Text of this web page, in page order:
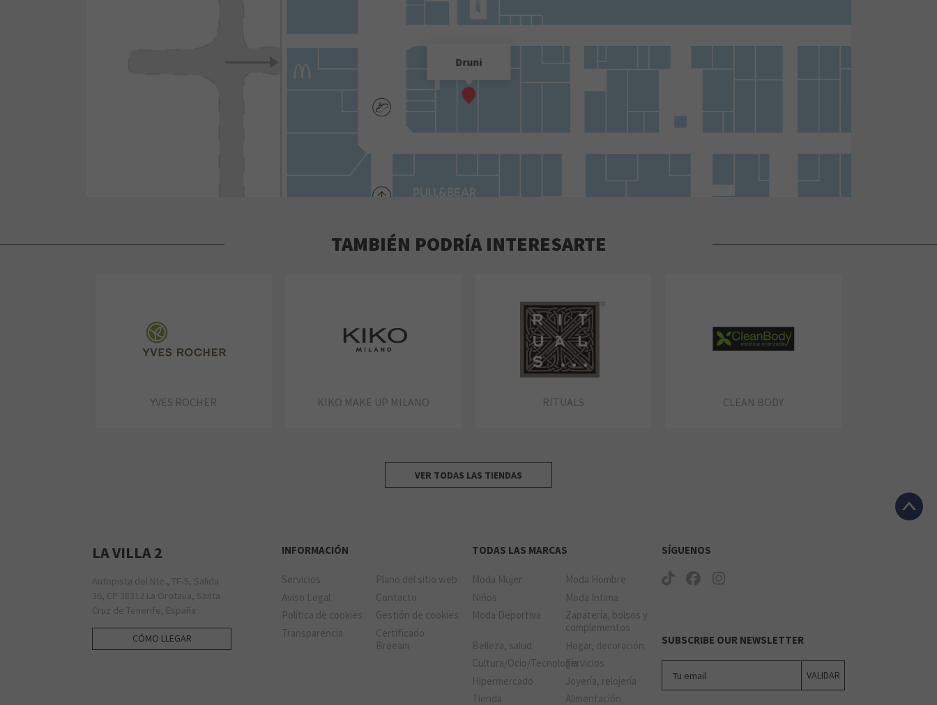
Druni
TAMBIÉN PODRÍA INTERESARTE
YVES ROCHER KIKO MAKE UP MILANO RITUALS CLEAN BODY
VER TODAS LAS TIENDAS
LA VILLA 2
Autopista del Nte., TF-5, Salida
36, CP 38312 La Orotava, Santa
Cruz de Tenerife, España
CÓMO LLEGAR
INFORMACIÓN
Servicios
Plano del sitio web
Aviso Legal
Contacto
Política de cookies
Gestión de cookies
Transparencia
Certificado
Breeam
TODAS LAS MARCAS
Moda Mujer
Moda Hombre
Niños
Moda Intima
Moda Deportiva
Zapatería, bolsos y
complementos
Belleza, salud
Hogar, decoración
Cultura/Ocio/TecnologíaServicios
Hipermercado
Joyería, relojería
Tienda
Alimentación
SÍGUENOS
SUBSCRIBE OUR NEWSLETTER
VALIDAR